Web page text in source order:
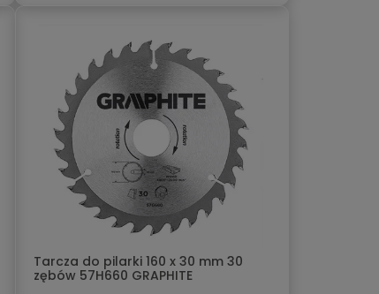
Tarcza do pilarki 160 x 30 mm 30
zębów 57H660 GRAPHITE